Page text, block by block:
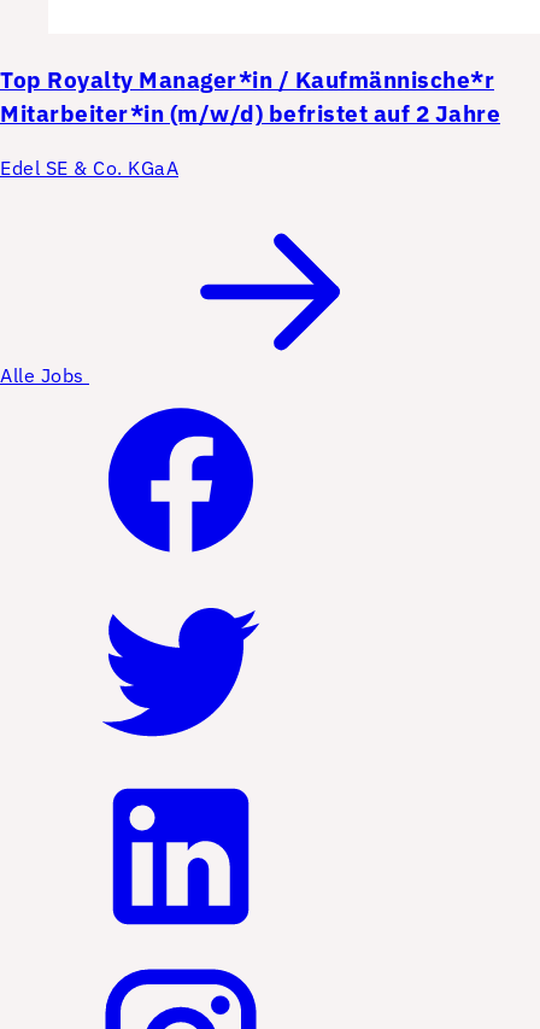
Top Royalty Manager*in / Kaufmännische*r
Mitarbeiter*in (m/w/d) befristet auf 2 Jahre
Edel SE & Co. KGaA
Alle Jobs